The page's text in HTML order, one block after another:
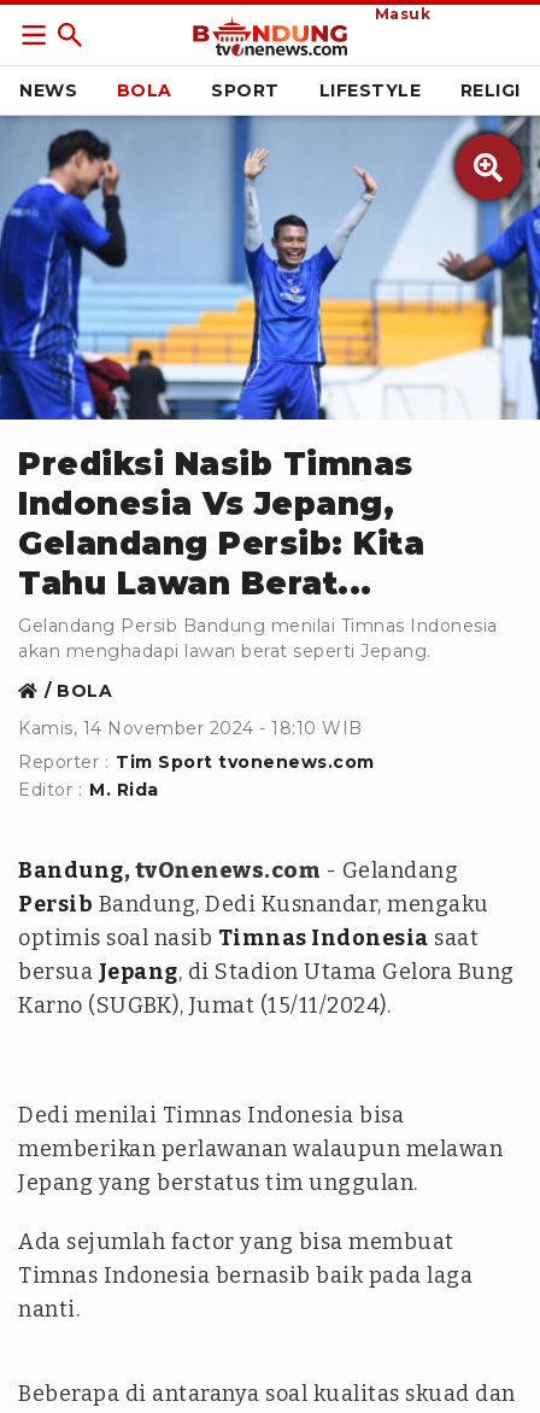
Masuk
NEWS BOLA SPORT LIFESTYLE RELIGI

Persib
Prediksi Nasib Timnas
Indonesia Vs Jepang,
Gelandang Persib: Kita
Tahu Lawan Berat...
Gelandang Persib Bandung menilai Timnas Indonesia
akan menghadapi lawan berat seperti Jepang.
BOLA
Kamis, 14 November 2024 - 18:10 WIB
Reporter : Tim Sport tvonenews.com
Editor : M. Rida
Bandung, tvOnenews.com - Gelandang
Persib Bandung, Dedi Kusnandar, mengaku
optimis soal nasib Timnas Indonesia saat
bersua Jepang, di Stadion Utama Gelora Bung
Karno (SUGBK), Jumat (15/11/2024).
Dedi menilai Timnas Indonesia bisa
memberikan perlawanan walaupun melawan
Jepang yang berstatus tim unggulan.
Ada sejumlah factor yang bisa membuat
Timnas Indonesia bernasib baik pada laga
nanti.
Beberapa di antaranya soal kualitas skuad dan